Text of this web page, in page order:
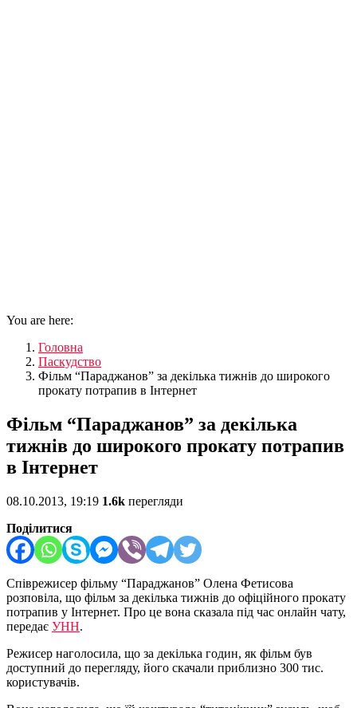
You are here:
Головна
Паскудство
Фільм “Параджанов” за декілька тижнів до широкого
прокату потрапив в Інтернет
Фільм “Параджанов” за декілька
тижнів до широкого прокату потрапив
в Інтернет
08.10.2013, 19:19 1.6k перегляди
Поділитися
Співрежисер фільму “Параджанов” Олена Фетисова
розповіла, що фільм за декілька тижнів до офіційного прокату
потрапив у Інтернет. Про це вона сказала під час онлайн чату,
передає УНН.
Режисер наголосила, що за декілька годин, як фільм був
доступний до перегляду, його скачали приблизно 300 тис.
користувачів.